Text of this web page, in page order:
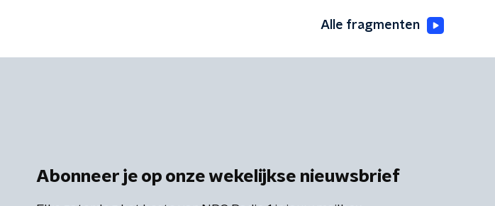
Alle fragmenten
Abonneer je op onze wekelijkse nieuwsbrief